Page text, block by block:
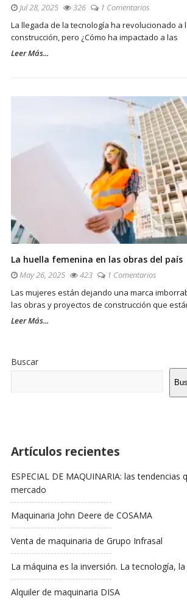
Jul 28, 2025 326
1 Comentarios
La llegada de la tecnología ha revolucionado a
construcción, pero ¿Cómo ha impactado a las
Leer Más...
La huella femenina en las obras del país
May 26, 2025 423
1 Comentarios
Las mujeres están dejando una marca
las obras y proyectos de construcción que
Leer Más...
La
Lateral
Buscar
Artículos recientes
ESPECIAL DE MAQUINARIA: las tendencias
mercado
Maquinaria John Deere de COSAMA
Venta de maquinaria de Grupo Infrasal
La máquina es la inversión. La tecnología,
Alquiler de maquinaria DISA